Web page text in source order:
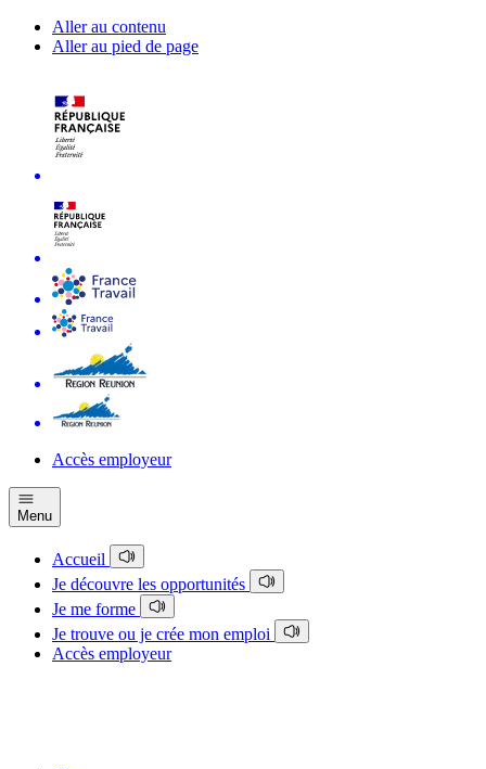
Aller au contenu
Aller au pied de page
Accès employeur
Menu
Accueil
Je découvre les opportunités
Je me forme
Je trouve ou je crée mon emploi
Accès employeur